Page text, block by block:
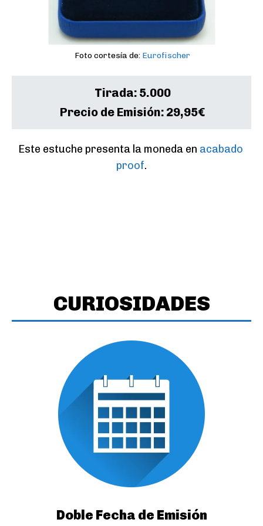
Foto cortesía de: Eurofischer
Tirada: 5.000
Precio de Emisión: 29,95€
Este estuche presenta la moneda en acabado
proof.
CURIOSIDADES
Doble Fecha de Emisión